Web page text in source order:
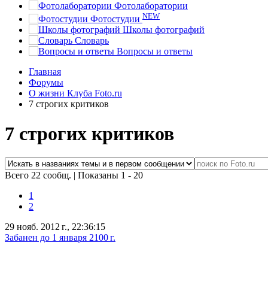
Фотолаборатории
Фотостудии NEW
Школы фотографий
Словарь
Вопросы и ответы
Главная
Форумы
О жизни Клуба Foto.ru
7 строгих критиков
7 строгих критиков
Всего 22 сообщ. | Показаны 1 - 20
1
2
29 нояб. 2012 г., 22:36:15
Забанен до 1 января 2100 г.